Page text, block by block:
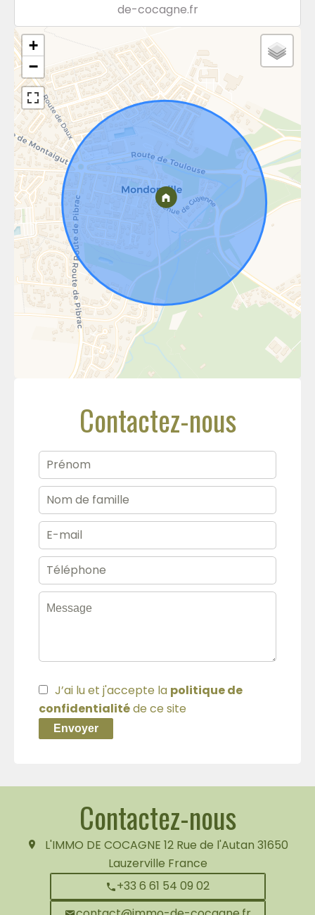
de-cocagne.fr
+
−
Contactez-nous
J’ai lu et j'accepte la politique de
confidentialitéde ce site
Envoyer
Contactez-nous
L'IMMO DE COCAGNE 12 Rue de l'Autan 31650
Lauzerville France
+33 6 61 54 09 02